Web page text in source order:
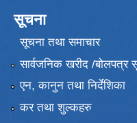
सूचना
सूचना तथा समाचार
सार्वजनिक खरीद /बोलपत्र
एन, कानुन तथा निर्देशिका
कर तथा शुल्कहरु